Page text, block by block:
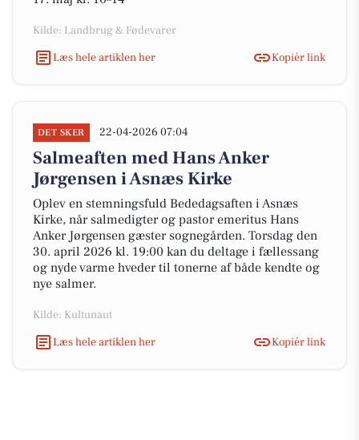
Kilde: Landbrug & Fødevarer
Læs hele artiklen her
Kopiér link
DET SKER 22-04-2026 07:04
Salmeaften med Hans Anker
Jørgensen i Asnæs Kirke
Oplev en stemningsfuld Bededagsaften i Asnæs
Kirke, når salmedigter og pastor emeritus Hans
Anker Jørgensen gæster sognegården. Torsdag den
30. april 2026 kl. 19:00 kan du deltage i fællessang
og nyde varme hveder til tonerne af både kendte og
nye salmer.
Kilde: Kultunaut
Læs hele artiklen her
Kopiér link